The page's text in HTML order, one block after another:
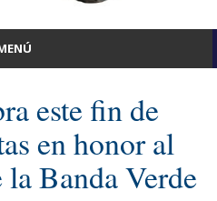
este fin de
en honor al
Banda Verde